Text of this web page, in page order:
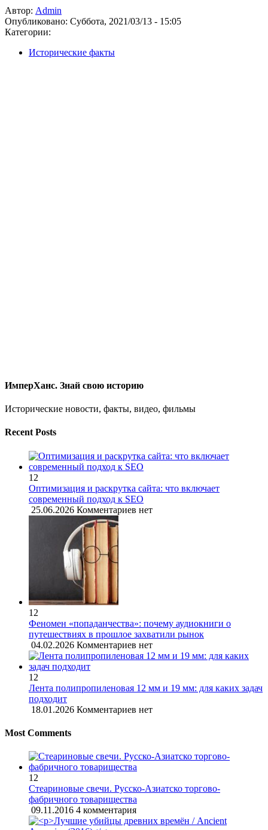
Автор: Admin
Опубликовано: Суббота, 2021/03/13 - 15:05
Категории:
Исторические факты
ИмперХанс. Знай свою историю
Исторические новости, факты, видео, фильмы
Recent Posts
12
Оптимизация и раскрутка сайта: что включает
современный подход к SEO
25.06.2026 Комментариев нет
12
Феномен «попаданчества»: почему аудиокниги о
путешествиях в прошлое захватили рынок
04.02.2026 Комментариев нет
12
Лента полипропиленовая 12 мм и 19 мм: для каких задач
подходит
18.01.2026 Комментариев нет
Most Comments
12
Стеариновые свечи. Русско-Азиатско торгово-
фабричного товарищества
09.11.2016 4 комментария